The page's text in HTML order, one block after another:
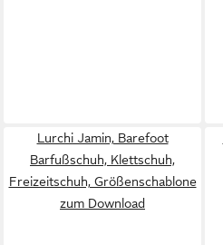
Lurchi Jamin, Barefoot
Barfußschuh, Klettschuh,
Freizeitschuh, Größenschablone
zum Download